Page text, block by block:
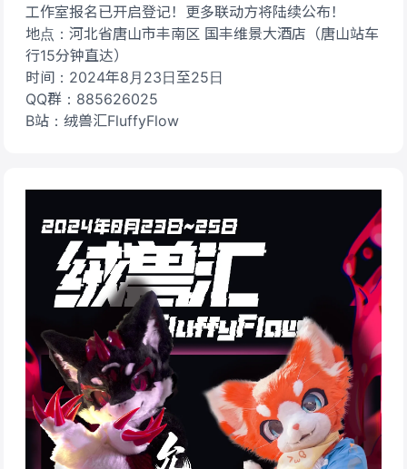
工作室报名已开启登记！更多联动方将陆续公布！
地点：河北省唐山市丰南区 国丰维景大酒店（唐山站车
行15分钟直达）
时间：2024年8月23日至25日
QQ群：885626025
B站：绒兽汇FluffyFlow